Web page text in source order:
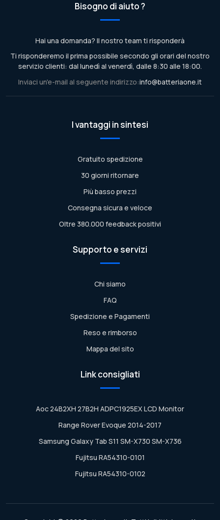
Bisogno di aiuto ?
Hai una domanda? Il nostro team ti risponderà
Ti risponderemo il prima possibile secondo gli orari del nostro
servizio clienti: dal lunedì al venerdì, dalle 8:30 alle 18:00.
Inviaci un'e-mail al seguente indirizzo:info@batteriaone.it
I vantaggi in sintesi
Gratuito spedizione
30 giorni ritornare
Più basso prezzi
Consegna sicura e veloce
Oltre 380.000 feedback positivi
Supporto e servizi
Chi siamo
FAQ
Spedizione e Pagamenti
Reso e rimborso
Mappa del sito
Link consigliati
Aoc 24B2XH 27B2H ADPC1925EX LCD Monitor
Range Rover Evoque 2014-2017
Samsung Galaxy Tab S11 SM-X730 SM-X736
Fujitsu RA54310-0101
Fujitsu RA54310-0102